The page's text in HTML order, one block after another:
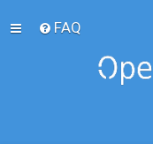
FAQ